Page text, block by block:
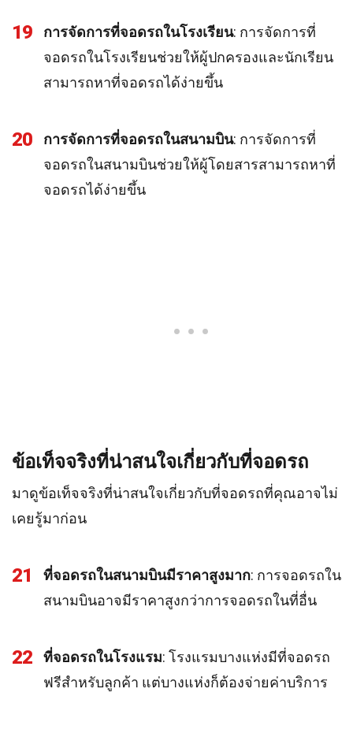
19 การจัดการที่จอดรถในโรงเรียน: การจัดการที่
จอดรถในโรงเรียนช่วยให้ผู้ปกครองและนักเรียน
สามารถหาที่จอดรถได้ง่ายขึ้น
20 การจัดการที่จอดรถในสนามบิน: การจัดการที่
จอดรถในสนามบินช่วยให้ผู้โดยสารสามารถหาที่
จอดรถได้ง่ายขึ้น
ข้อเท็จจริงที่น่าสนใจเกี่ยวกับที่จอดรถ
มาดูข้อเท็จจริงที่น่าสนใจเกี่ยวกับที่จอดรถที่คุณอาจไม่
เคยรู้มาก่อน
21 ที่จอดรถในสนามบินมีราคาสูงมาก: การจอดรถใน
สนามบินอาจมีราคาสูงกว่าการจอดรถในที่อื่น
22 ที่จอดรถในโรงแรม: โรงแรมบางแห่งมีที่จอดรถ
ฟรีสำหรับลูกค้า แต่บางแห่งก็ต้องจ่ายค่าบริการ